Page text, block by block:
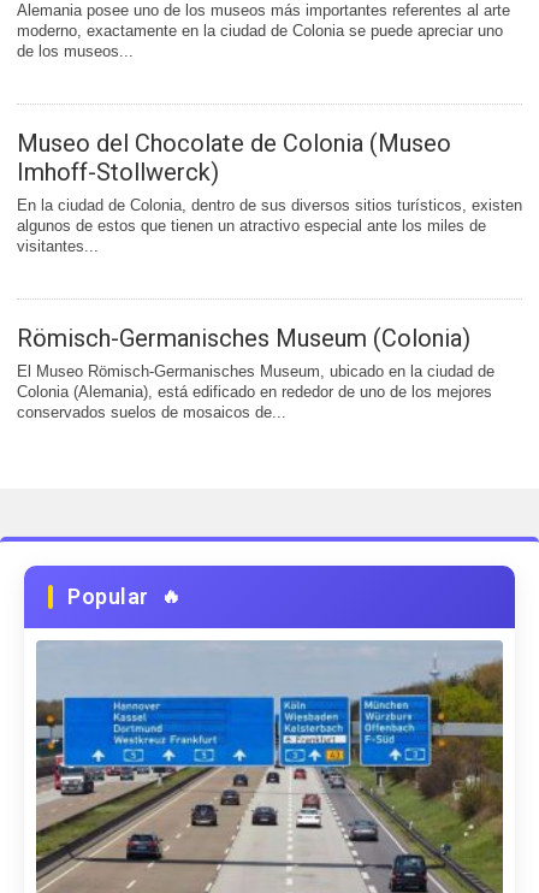
Alemania posee uno de los museos más importantes referentes al arte
moderno, exactamente en la ciudad de Colonia se puede apreciar uno
de los museos...
Museo del Chocolate de Colonia (Museo
Imhoff-Stollwerck)
En la ciudad de Colonia, dentro de sus diversos sitios turísticos, existen
algunos de estos que tienen un atractivo especial ante los miles de
visitantes...
Römisch-Germanisches Museum (Colonia)
El Museo Römisch-Germanisches Museum, ubicado en la ciudad de
Colonia (Alemania), está edificado en rededor de uno de los mejores
conservados suelos de mosaicos de...
Popular